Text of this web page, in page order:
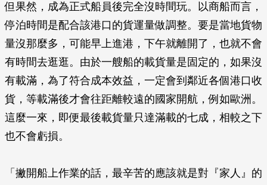
但果然，成為正式船員後完全沒時間玩。以商船而言，
停泊時間是配合該港口的貨運量做調整。要是當地貨物
量沒那麼多，可能早上進港，下午就離開了，也就不會
有時間去逛逛。由於一艘船的載貨量是固定的，如果沒
有載滿，為了符合成本效益，一定會到鄰近各個港口收
貨，等載滿後才會往距離較遠的國家開航，例如歐洲。
這麼一來，即便最後載貨量只達滿載的七成，相較之下
也不會虧損。
「撇開船上作業的話，最辛苦的應該就是對『家人』的